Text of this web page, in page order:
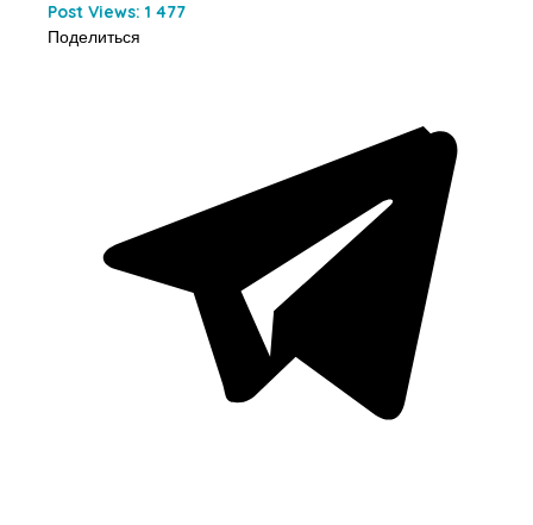
Post Views: 1 477
Поделиться